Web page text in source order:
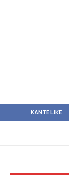
ΚΆΝΤΕ LIKE